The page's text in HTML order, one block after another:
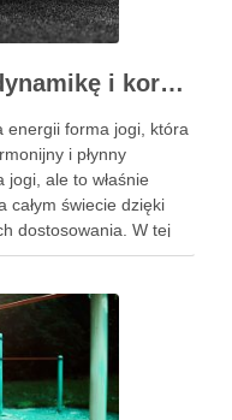
Joga Vinyasa – odkryj dynamikę i korzyści tej praktyki
energii forma jogi, która
i płynny
jogi, ale to właśnie
całym świecie dzięki
dostosowania. W tej
z oddechem, co